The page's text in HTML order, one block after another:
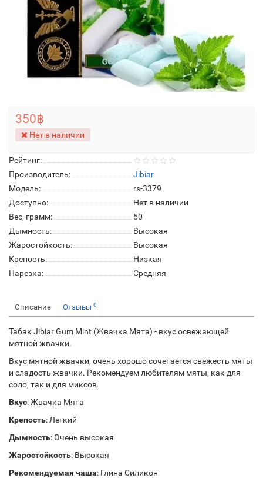
Рейтинг:
Производитель:
Jibiar
Модель:
rs-3379
Доступно:
Нет в наличии
Вес, грамм:
50
Дымность:
Высокая
Жаростойкость:
Высокая
Крепость:
Низкая
Нарезка:
Средняя
350฿
Нет в наличии
Описание Отзывы 0
Табак Jibiar Gum Mint (Жвачка Мята) - вкус освежающей
мятной жвачки.
Вкус мятной жвачки, очень хорошо сочетается свежесть мяты
и сладость жвачки. Рекомендуем любителям мяты, как для
соло, так и для миксов.
Вкус: Жвачка Мята
Крепость: Легкий
Дымность: Очень высокая
Жаростойкость: Высокая
Рекомендуемая чаша: Глина Силикон